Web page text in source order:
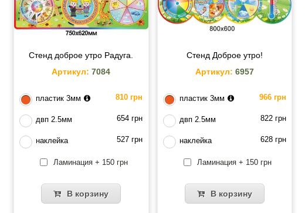
Стенд доброе утро Радуга.
Артикул: 7084
пластик 3мм 810 грн
двп 2.5мм 654 грн
наклейка 527 грн
Ламинация + 150 грн
В корзину
Стенд Доброе утро!
Артикул: 6957
пластик 3мм 966 грн
двп 2.5мм 822 грн
наклейка 628 грн
Ламинация + 150 грн
В корзину